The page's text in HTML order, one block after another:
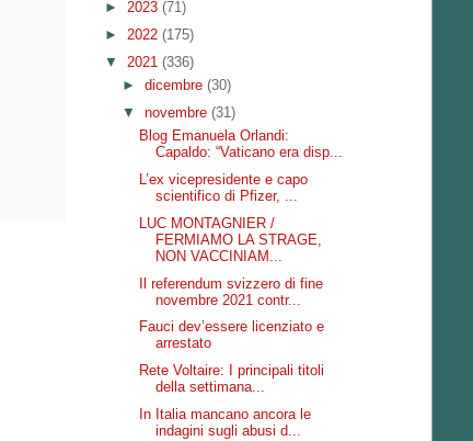
► 2023 (71)
► 2022 (175)
▼ 2021 (336)
► dicembre (30)
▼ novembre (31)
Blog Emanuela Orlandi:
Capaldo: “Vaticano era disp...
L’ex vicepresidente e capo
scientifico di Pfizer, ...
LUC MONTAGNIER /
FERMIAMO LA STRAGE,
NON VACCINIAM...
Il referendum svizzero di fine
novembre 2021 contr...
Fauci dev’essere licenziato e
arrestato
Rete Voltaire: I principali titoli
della settimana...
In Italia mancano ancora le
indagini sugli abusi d...